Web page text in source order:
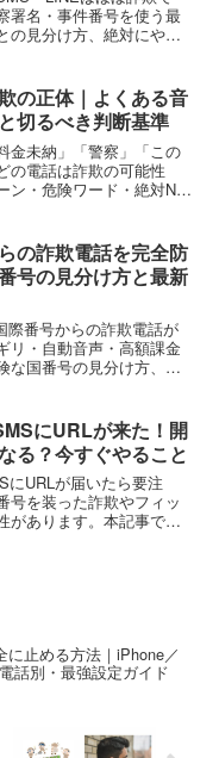
署名・事件番号を使う最
の見分け方、絶対にやっ
の正体｜よくある音
切るべき判断基準
金未納」「警察」「この
の電話は詐欺の可能性
ン・危険ワード・絶対NG
の詐欺電話を完全防
号の見分け方と最新
際番号からの詐欺電話が
リ・自動音声・高額課金
な国番号の見分け方、
にURLが来た！開
る？今すぐやること
にURLが届いたら要注
号を装った詐欺やフィッ
があります。本記事では
に止める方法｜iPhone／
話別・最強設定ガイド